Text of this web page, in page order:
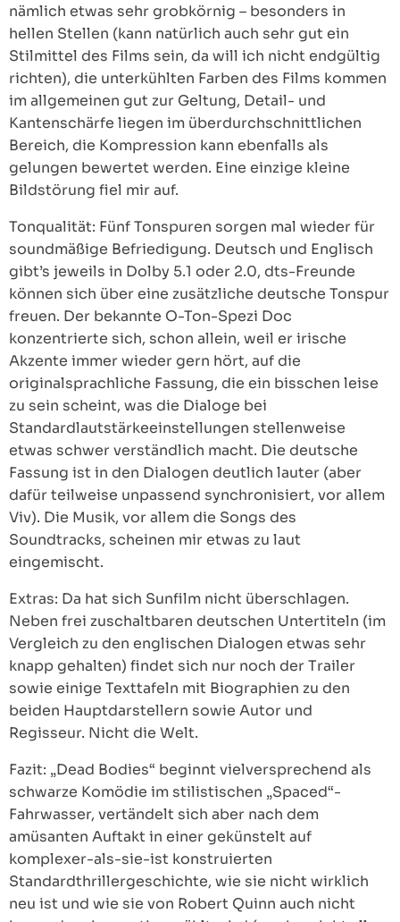
nämlich etwas sehr grobkörnig – besonders in
hellen Stellen (kann natürlich auch sehr gut ein
Stilmittel des Films sein, da will ich nicht endgültig
richten), die unterkühlten Farben des Films kommen
im allgemeinen gut zur Geltung, Detail- und
Kantenschärfe liegen im überdurchschnittlichen
Bereich, die Kompression kann ebenfalls als
gelungen bewertet werden. Eine einzige kleine
Bildstörung fiel mir auf.
Tonqualität: Fünf Tonspuren sorgen mal wieder für
soundmäßige Befriedigung. Deutsch und Englisch
gibt’s jeweils in Dolby 5.1 oder 2.0, dts-Freunde
können sich über eine zusätzliche deutsche Tonspur
freuen. Der bekannte O-Ton-Spezi Doc
konzentrierte sich, schon allein, weil er irische
Akzente immer wieder gern hört, auf die
originalsprachliche Fassung, die ein bisschen leise
zu sein scheint, was die Dialoge bei
Standardlautstärkeeinstellungen stellenweise
etwas schwer verständlich macht. Die deutsche
Fassung ist in den Dialogen deutlich lauter (aber
dafür teilweise unpassend synchronisiert, vor allem
Viv). Die Musik, vor allem die Songs des
Soundtracks, scheinen mir etwas zu laut
eingemischt.
Extras: Da hat sich Sunfilm nicht überschlagen.
Neben frei zuschaltbaren deutschen Untertiteln (im
Vergleich zu den englischen Dialogen etwas sehr
knapp gehalten) findet sich nur noch der Trailer
sowie einige Texttafeln mit Biographien zu den
beiden Hauptdarstellern sowie Autor und
Regisseur. Nicht die Welt.
Fazit: „Dead Bodies“ beginnt vielversprechend als
schwarze Komödie im stilistischen „Spaced“-
Fahrwasser, vertändelt sich aber nach dem
amüsanten Auftakt in einer gekünstelt auf
komplexer-als-sie-ist konstruierten
Standardthrillergeschichte, wie sie nicht wirklich
neu ist und wie sie von Robert Quinn auch nicht